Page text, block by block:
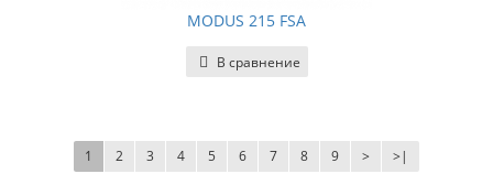
MODUS 215 FSA
В сравнение
1 2 3 4 5 6 7 8 9 > >|